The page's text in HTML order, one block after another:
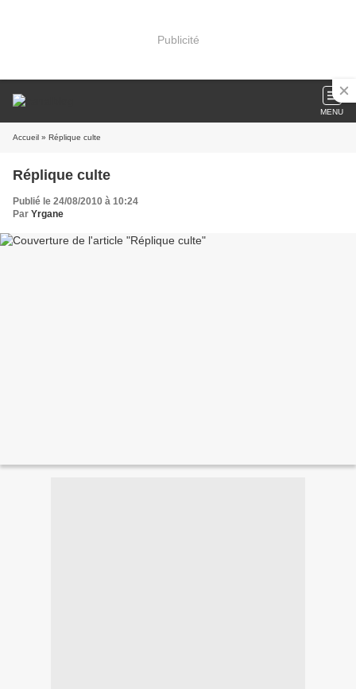
Publicité
MENU
Accueil » Réplique culte
Réplique culte
Publié le 24/08/2010 à 10:24
Par Yrgane